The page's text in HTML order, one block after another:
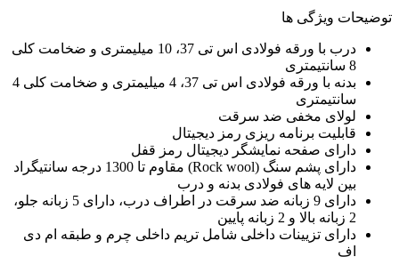
توضیحات ویژگی ها
درب با ورقه فولادی اس تی 37، 10 میلیمتری و ضخامت کلی
8 سانتیمتری
بدنه با ورقه فولادی اس تی 37، 4 میلیمتری و ضخامت کلی 4
سانتیمتری
لولای مخفی ضد سرقت
قابلیت برنامه ریزی رمز دیجیتال
دارای صفحه نمایشگر دیجیتال رمز قفل
دارای پشم سنگ (Rock wool) مقاوم تا 1300 درجه سانتیگراد
بین لایه های فولادی بدنه و درب
دارای 9 زبانه ضد سرقت در اطراف درب، دارای 5 زبانه جلو،
2 زبانه بالا و 2 زبانه پایین
دارای تزیینات داخلی شامل تریم داخلی چرم و طبقه ام دی
اف